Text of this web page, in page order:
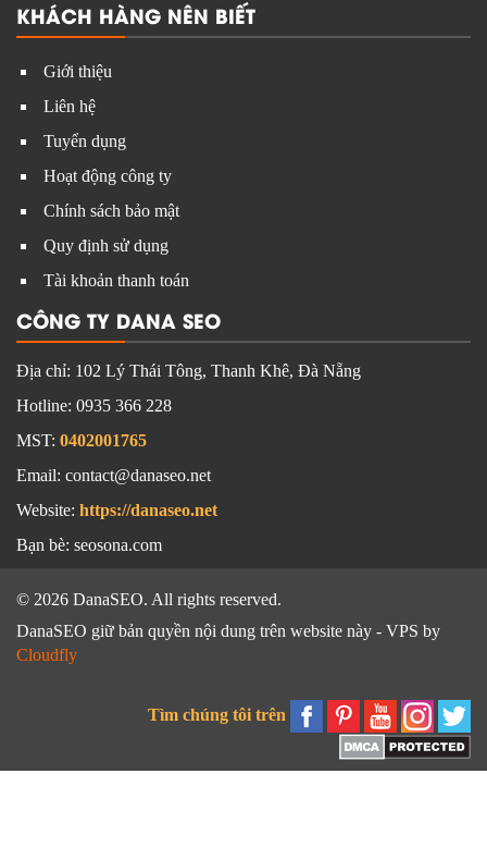
KHÁCH HÀNG NÊN BIẾT
Giới thiệu
Liên hệ
Tuyển dụng
Hoạt động công ty
Chính sách bảo mật
Quy định sử dụng
Tài khoản thanh toán
CÔNG TY DANA SEO
Địa chỉ: 102 Lý Thái Tông, Thanh Khê, Đà Nẵng
Hotline: 0935 366 228
MST: 0402001765
Email: contact@danaseo.net
Website: https://danaseo.net
Bạn bè: seosona.com
© 2026 DanaSEO. All rights reserved.
DanaSEO giữ bản quyền nội dung trên website này - VPS by
Cloudfly
Tìm chúng tôi trên